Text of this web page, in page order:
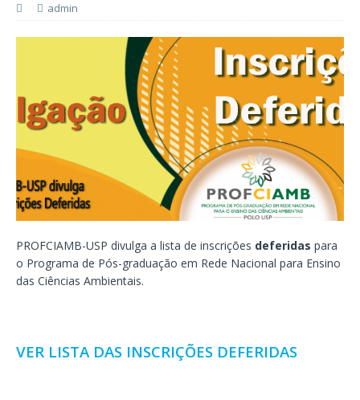
admin
PROFCIAMB-USP divulga a lista de inscrições deferidas para
o Programa de Pós-graduação em Rede Nacional para Ensino
das Ciências Ambientais.
VER LISTA DAS INSCRIÇÕES DEFERIDAS